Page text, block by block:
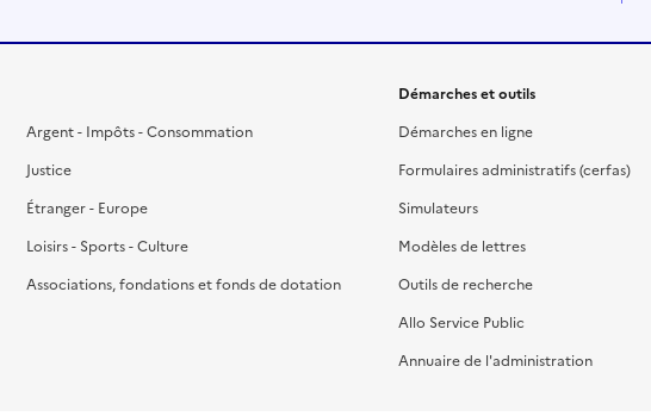
Argent - Impôts - Consommation
Justice
Étranger - Europe
Loisirs - Sports - Culture
Associations, fondations et fonds de dotation
Démarches et outils
Démarches en ligne
Formulaires administratifs (cerfas)
Simulateurs
Modèles de lettres
Outils de recherche
Allo Service Public
Annuaire de l'administration